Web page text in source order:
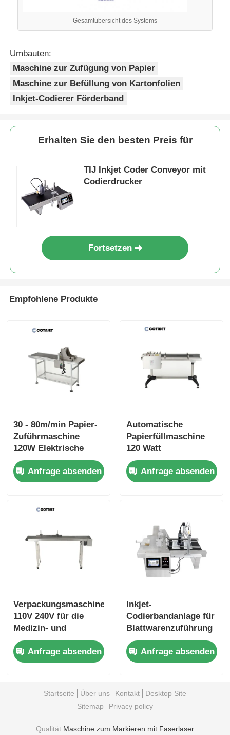
Gesamtübersicht des Systems
Umbauten:
Maschine zur Zufügung von Papier
Maschine zur Befüllung von Kartonfolien
Inkjet-Codierer Förderband
Erhalten Sie den besten Preis für
TIJ Inkjet Coder Conveyor mit
Codierdrucker
Fortsetzen
Empfohlene Produkte
30 - 80m/min Papier-
Zuführmaschine
120W Elektrische
Reibungs-
Paginierungsmaschine
Anfrage absenden
Automatische
Papierfüllmaschine
120 Watt
Kartonblattfüllmaschine
Anfrage absenden
Verpackungsmaschine
110V 240V für die
Medizin- und
Kosmetikindustrie
Anfrage absenden
Inkjet-
Codierbandanlage für
Blattwarenzuführung
Anfrage absenden
Startseite Über uns Kontakt
Desktop Site
Sitemap
Privacy policy
Qualität Maschine zum Markieren mit Faserlaser